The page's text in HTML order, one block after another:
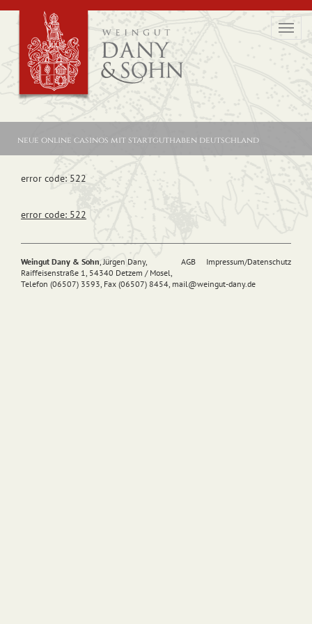
neue online casinos mit startguthaben deutschland
error code: 522
error code: 522
AGB Impressum/Datenschutz
Weingut Dany & Sohn, Jürgen Dany,
Raiffeisenstraße 1, 54340 Detzem / Mosel,
Telefon (06507) 3593, Fax (06507) 8454, mail@weingut-dany.de